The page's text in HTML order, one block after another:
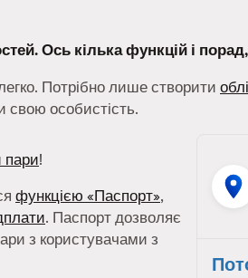
Ось кілька функцій і
Потрібно лише створити
свою особистість.
пари!
функцією «Паспорт»,
. Паспорт дозволяє
з користувачами з